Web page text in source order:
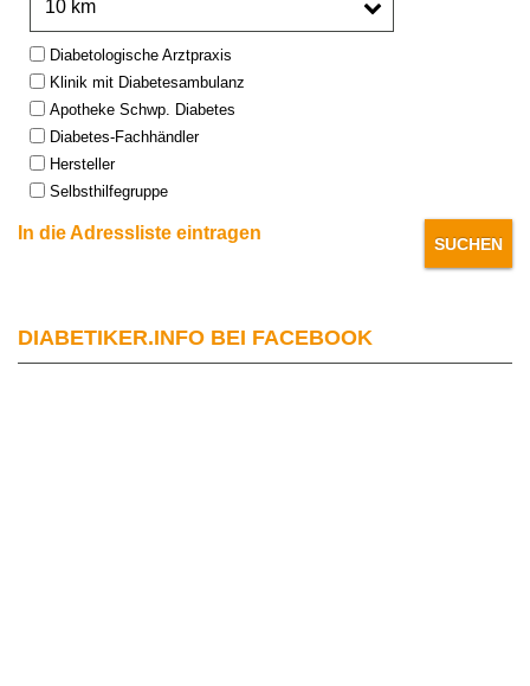
Type:Diabetologische Arztpraxis
Klinik mit Diabetesambulanz
Apotheke Schwp. Diabetes
Diabetes-Fachhändler
Hersteller
Selbsthilfegruppe
In die Adressliste eintragen
DIABETIKER.INFO BEI FACEBOOK